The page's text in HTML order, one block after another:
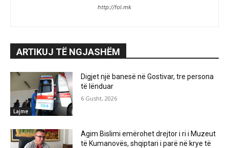
http://fol.mk
ARTIKUJ TË NGJASHËM
Lajme
Digjet një banesë në Gostivar, tre persona
të lënduar
6 Gusht, 2026
Agim Bislimi emërohet drejtor i ri i Muzeut
të Kumanovës, shqiptari i parë në krye të